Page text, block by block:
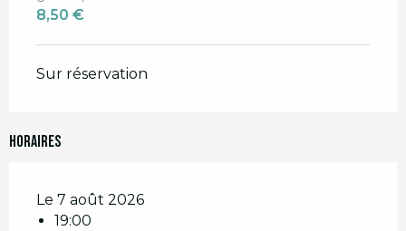
8,50 €
Sur réservation
Horaires
Le 7 août 2026
19:00